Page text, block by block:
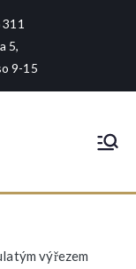
5,
9-15
- galerie - foto -
výřezem